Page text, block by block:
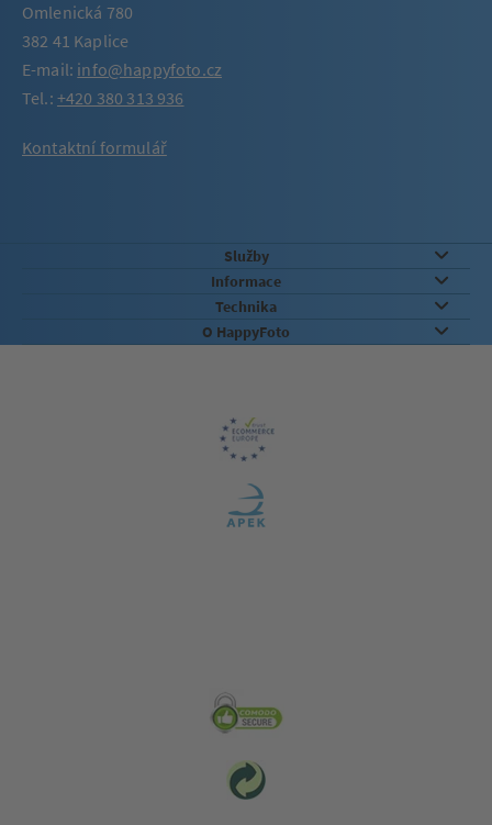
Omlenická 780
382 41 Kaplice
E-mail: info@happyfoto.cz
Tel.: +420 380 313 936
Kontaktní formulář
Služby
Informace
Technika
O HappyFoto